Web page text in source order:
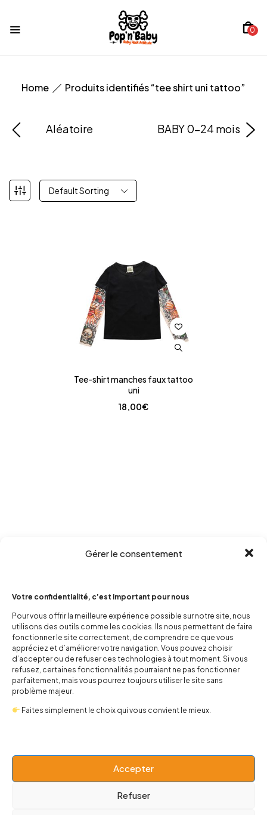
Gérer le consentement
Votre confidentialité, c’est important pour nous
Pour vous offrir la meilleure expérience possible sur notre site, nous
utilisons des outils comme les cookies. Ils nous permettent de faire
fonctionner le site correctement, de comprendre ce que vous
appréciez et d’améliorer votre navigation. Vous pouvez choisir
d’accepter ou de refuser ces technologies à tout moment. Si vous
refusez, certaines fonctionnalités pourraient ne pas fonctionner
parfaitement, mais vous pourrez toujours utiliser le site sans
problème majeur.
Faites simplement le choix qui vous convient le mieux.
Accepter
Refuser
0
Home Produits identifiés “tee shirt uni tattoo”
Aléatoire BABY 0-24 mois
Default Sorting
Tee-shirt manches faux tattoo
uni
18,00€
contact@popnbaby.com
+33 01 64 62 14 89
Follow us
Boutique